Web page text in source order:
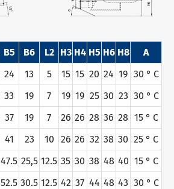
B5 B6 L2 H3 H4 H5 H6 H8
Α
24 13 5 15 15 20 24 19 30 ° C
33 19 7 19 19 25 30 23 30 ° C
37 19 7 26 26 28 36 28 15 ° C
41 23 10 26 26 32 38 30 25 ° C
47.5 25,5 12.5 35 30 38 48 40 15 ° C
52.5 30.5 12.5 42 37 44 48 43 30 ° C